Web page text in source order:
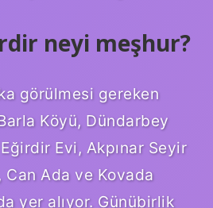
neyi meşhur?
görülmesi gereken
Köyü, Dündarbey
Evi, Akpınar Seyir
Can Ada ve Kovada
yer alıyor. Günübirlik